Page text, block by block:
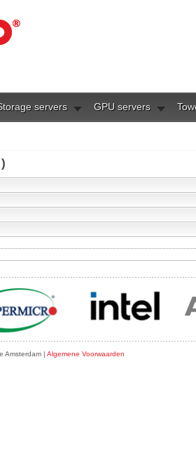
servers GPU servers
Amsterdam | Algemene Voorwaarden